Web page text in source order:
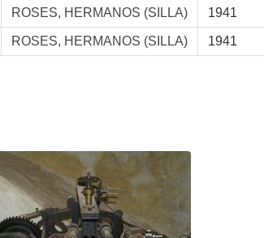
ROSES, HERMANOS (SILLA) 1941
ROSES, HERMANOS (SILLA) 1941